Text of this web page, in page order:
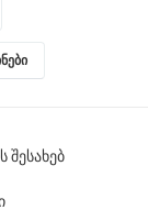
შესახებ